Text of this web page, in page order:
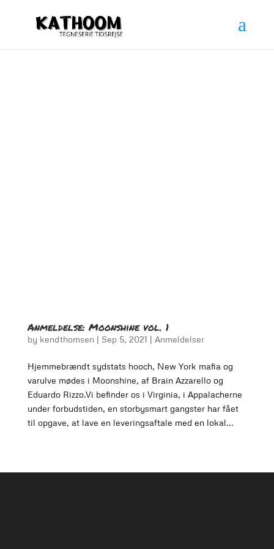
Anmeldelse: Moonshine vol. 1
by kendthomsen | Sep 5, 2021 | Anmeldelser
Hjemmebrændt sydstats hooch, New York mafia og
varulve mødes i Moonshine, af Brain Azzarello og
Eduardo Rizzo.Vi befinder os i Virginia, i Appalacherne
under forbudstiden, en storbysmart gangster har fået
til opgave, at lave en leveringsaftale med en lokal...